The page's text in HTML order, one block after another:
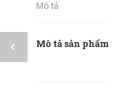
Mô tả
Mô tả sản phẩm